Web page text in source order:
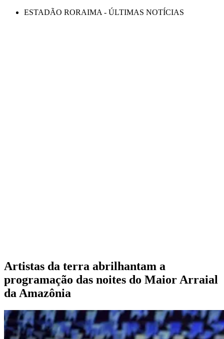
ESTADÃO RORAIMA - ÚLTIMAS NOTÍCIAS
programação das noites do Maior Arraial
da Amazônia